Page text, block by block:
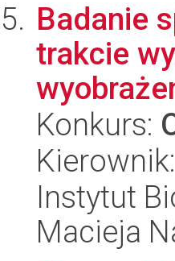
Badanie
trakcie
Konkurs:
Instytut
Macieja